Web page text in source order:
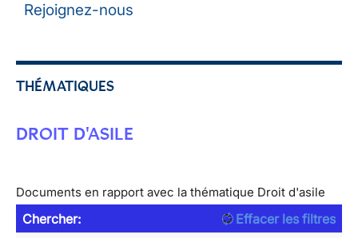
Rejoignez-nous
THÉMATIQUES
DROIT D'ASILE
Documents en rapport avec la thématique Droit d'asile
Chercher:
Effacer les filtres